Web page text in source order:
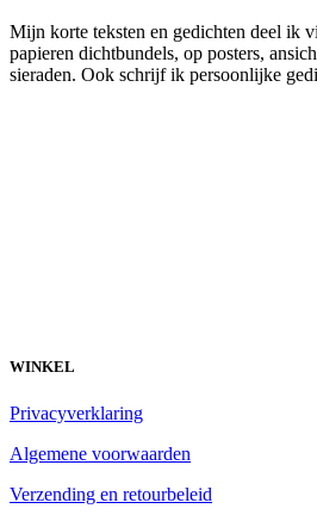
Mijn korte teksten en gedichten deel ik
papieren dichtbundels, op posters,
sieraden. Ook schrijf ik persoonlijke
WINKEL
Privacyverklaring
Algemene voorwaarden
Verzending en retourbeleid